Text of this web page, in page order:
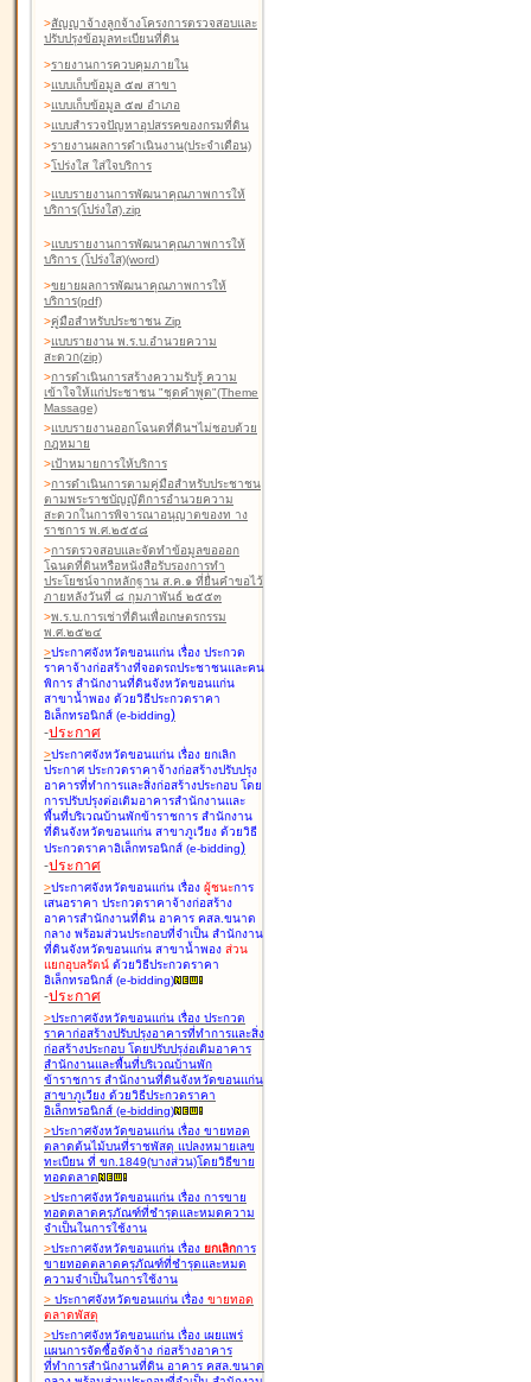
>สัญญาจ้างลูกจ้างโครงการตรวจสอบและ
ปรับปรุงข้อมูลทะเบียนที่ดิน
>รายงานการควบคุมภายใน
>แบบเก็บข้อมูล ๕๗ สาขา
>แบบเก็บข้อมูล ๕๗ อำเภอ
>แบบสำรวจปัญหาอุปสรรคของกรมที่ดิน
>รายงานผลการดำเนินงาน(ประจำเดือน)
>โปร่งใส ใส่ใจบริการ
>แบบรายงานการพัฒนาคุณภาพการให้
บริการ(โปร่งใส).zip
>แบบรายงานการพัฒนาคุณภาพการให้
บริการ (โปร่งใส)(word)
>ขยายผลการพัฒนาคุณภาพการให้
บริการ(pdf)
>คู่มือสำหรับประชาชน Zip
>แบบรายงาน พ.ร.บ.อำนวยความ
สะดวก(zip)
>การดำเนินการสร้างความรับรู้ ความ
เข้าใจให้แก่ประชาชน "ชุดคำพูด"(Theme
Massage)
>แบบรายงานออกโฉนดที่ดินฯไม่ชอบด้วย
กฎหมาย
>เป้าหมายการให้บริการ
>การดำเนินการตามคู่มือสำหรับประชาชน
ตามพระราชบัญญัติการอำนวยความ
สะดวกในการพิจารณาอนุญาตของท าง
ราชการ พ.ศ.๒๕๕๘
>การตรวจสอบและจัดทำข้อมูลขอออก
โฉนดที่ดินหรือหนังสือรับรองการทำ
ประโยชน์จากหลักฐาน ส.ค.๑ ที่ยื่นคำขอไว้
ภายหลังวันที่ ๘ กุมภาพันธ์ ๒๕๕๓
>พ.ร.บ.การเช่าที่ดินเพื่อเกษตรกรรม
พ.ศ.๒๕๒๔
>ประกาศจังหวัดขอนแก่น เรื่อง ประกวด
ราคาจ้างก่อสร้างที่จอดรถประชาชนและคน
พิการ สำนักงานที่ดินจังหวัดขอนแก่น
สาขาน้ำพอง ด้วยวิธีประกวดราคา
อิเล็กทรอนิกส์ (e-bidding)
-ประกาศ
>ประกาศจังหวัดขอนแก่น เรื่อง ยกเลิก
ประกาศ ประกวดราคาจ้างก่อสร้างปรับปรุง
อาคารที่ทำการและสิ่งก่อสร้างประกอบ โดย
การปรับปรุงต่อเติมอาคารสำนักงานและ
พื้นที่บริเวณบ้านพักข้าราชการ สำนักงาน
ที่ดินจังหวัดขอนแก่น สาขาภูเวียง ด้วยวิธี
ประกวดราคาอิเล็กทรอนิกส์ (e-bidding)
-ประกาศ
>ประกาศจังหวัดขอนแก่น เรื่อง ผู้ชนะการ
เสนอราคา ประกวดราคาจ้างก่อสร้าง
อาคารสำนักงานที่ดิน อาคาร คสล.ขนาด
กลาง พร้อมส่วนประกอบที่จำเป็น สำนักงาน
ที่ดินจังหวัดขอนแก่น สาขาน้ำพอง ส่วน
แยกอุบลรัตน์ ด้วยวิธีประกวดราคา
อิเล็กทรอนิกส์ (e-bidding)
-ประกาศ
>ประกาศจังหวัดขอนแก่น เรื่อง ประกวด
ราคาก่อสร้างปรับปรุงอาคารที่ทำการและสิ่ง
ก่อสร้างประกอบ โดยปรับปรุง่อเติมอาคาร
สำนักงานและพื้นที่บริเวณบ้านพัก
ข้าราชการ สำนักงานที่ดินจังหวัดขอนแก่น
สาขาภูเวียง ด้วยวิธีประกวดราคา
อิเล็กทรอนิกส์ (e-bidding)
>ประกาศจังหวัดขอนแก่น เรื่อง ขายทอด
ตลาดต้นไม้บนที่ราชพัสดุ แปลงหมายเลข
ทะเบียน ที่ ขก.1849(บางส่วน)โดยวิธีขาย
ทอดตลาด
>ประกาศจังหวัดขอนแก่น เรื่อง การขาย
ทอดตลาดครุภัณฑ์ที่ชำรุดและหมดความ
จำเป็นในการใช้งาน
>ประกาศจังหวัดขอนแก่น เรื่อง ยกเลิกการ
ขายทอดตลาดครุภัณฑ์ที่ชำรุดและหมด
ความจำเป็นในการใช้งาน
> ประกาศจังหวัดขอนแก่น เรื่อง ขายทอด
ตลาดพัสดุ
>ประกาศจังหวัดขอนแก่น เรื่อง เผยแพร่
แผนการจัดซื้อจัดจ้าง ก่อสร้างอาคาร
ที่ทำการสำนักงานที่ดิน อาคาร คสล.ขนาด